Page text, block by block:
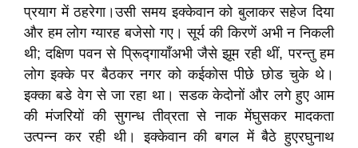
प्रयाग में ठहरेगा।उसी समय इक्केवान को बुलाकर सहेज दिया
और हम लोग ग्यारह बजेसो गए। सूर्य की किरणें अभी न निकली
थी; दक्षिण पवन से पि्रूद्गायाँअभी जैसे झूम रही थीं, परन्तु हम
लोग इक्के पर बैठकर नगर को कईकोस पीछे छोड चुके थे।
इक्का बडे वेग से जा रहा था। सडक केदोनों और लगे हुए आम
की मंजरियों की सुगन्ध तीव्रता से नाक मेंघुसकर मादकता
उत्पन्न कर रही थी। इक्केवान की बगल में बैठे हुएरघुनाथ